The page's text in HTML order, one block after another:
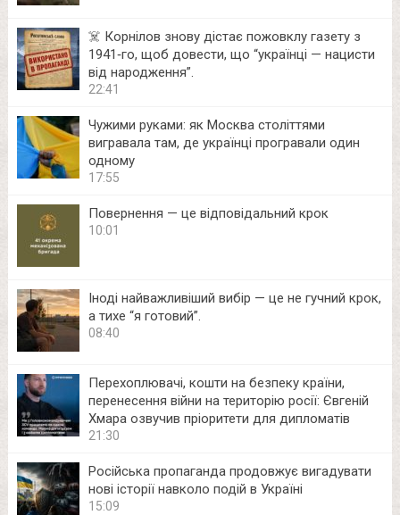
☠️ Корнілов знову дістає пожовклу газету з
1941‑го, щоб довести, що “українці — нацисти
від народження”.
22:41
Чужими руками: як Москва століттями
вигравала там, де українці програвали один
одному
17:55
Повернення — це відповідальний крок
10:01
Іноді найважливіший вибір — це не гучний крок,
а тихе “я готовий”.
08:40
Перехоплювачі, кошти на безпеку країни,
перенесення війни на територію росії: Євгеній
Хмара озвучив пріоритети для дипломатів
21:30
Російська пропаганда продовжує вигадувати
нові історії навколо подій в Україні
15:09